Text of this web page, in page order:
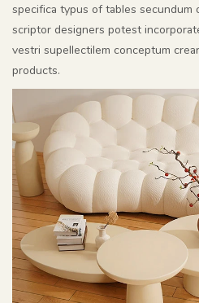
specifica typus of tables secundum
scriptor designers potest
vestri supellectilem conceptum
products.